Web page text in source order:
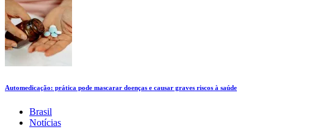
Automedicação: prática pode mascarar doenças e causar graves riscos à saúde
Brasil
Notícias